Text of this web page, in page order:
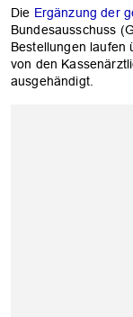
Die Ergänzung der
Bundesausschuss
Bestellungen laufen
von den
ausgehändigt.